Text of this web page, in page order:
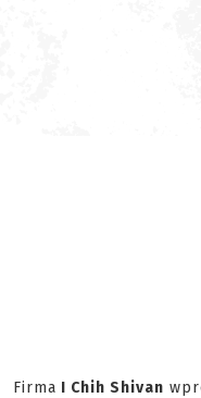
Firma I Chih Shivan